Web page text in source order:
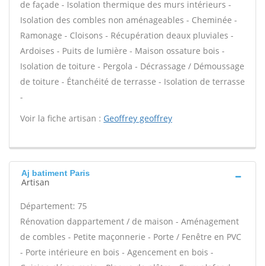
de façade - Isolation thermique des murs intérieurs -
Isolation des combles non aménageables - Cheminée -
Ramonage - Cloisons - Récupération deaux pluviales -
Ardoises - Puits de lumière - Maison ossature bois -
Isolation de toiture - Pergola - Décrassage / Démoussage
de toiture - Étanchéité de terrasse - Isolation de terrasse
-
Voir la fiche artisan : Geoffrey geoffrey
Aj batiment Paris
Artisan
Département: 75
Rénovation dappartement / de maison - Aménagement
de combles - Petite maçonnerie - Porte / Fenêtre en PVC
- Porte intérieure en bois - Agencement en bois -